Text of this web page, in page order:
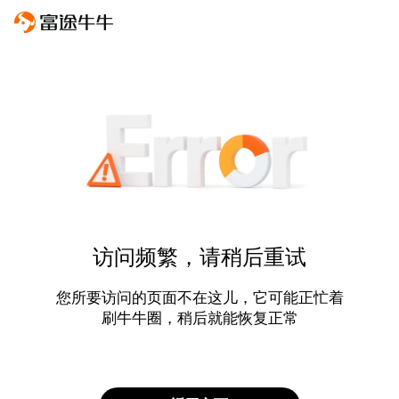
访问频繁，请稍后重试
您所要访问的页面不在这儿，它可能正忙着
刷牛牛圈，稍后就能恢复正常